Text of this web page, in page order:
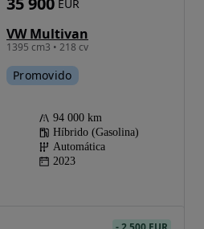
VW Multivan
1395 cm3 • 218 cv
EUR
Promovido
94 000 km
Híbrido (Gasolina)
Automática
2023